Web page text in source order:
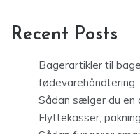
Recent Posts
Bagerartikler til
fødevarehåndtering
Sådan sælger du en
Flyttekasser,